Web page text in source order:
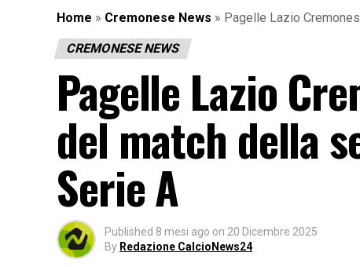
Home » Cremonese News » Pagelle Lazio
CREMONESE NEWS
Pagelle Lazio
del match della
Serie A
Published 8 mesi ago on 20 Dicembre 2025
By Redazione CalcioNews24